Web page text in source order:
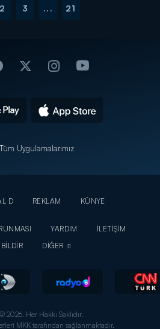
2 3 ... 21
Tüm Uygulamalarımız
D REKLAM
KÜNYE
YARDIM
İLETİŞİM
DİĞER
2026. Her Hakkı Saklıdır.
MKK tarafından sağlanmaktadır.